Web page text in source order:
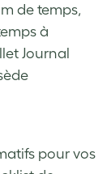
de temps,
à
Journal
pour vos